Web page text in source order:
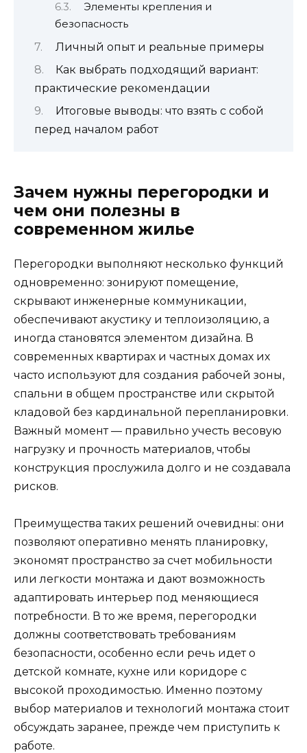
Элементы крепления и
безопасность
Личный опыт и реальные примеры
Как выбрать подходящий вариант:
практические рекомендации
Итоговые выводы: что взять с собой
перед началом работ
Зачем нужны перегородки и
чем они полезны в
современном жилье
Перегородки выполняют несколько функций
одновременно: зонируют помещение,
скрывают инженерные коммуникации,
обеспечивают акустику и теплоизоляцию, а
иногда становятся элементом дизайна. В
современных квартирах и частных домах их
часто используют для создания рабочей зоны,
спальни в общем пространстве или скрытой
кладовой без кардинальной перепланировки.
Важный момент — правильно учесть весовую
нагрузку и прочность материалов, чтобы
конструкция прослужила долго и не создавала
рисков.
Преимущества таких решений очевидны: они
позволяют оперативно менять планировку,
экономят пространство за счет мобильности
или легкости монтажа и дают возможность
адаптировать интерьер под меняющиеся
потребности. В то же время, перегородки
должны соответствовать требованиям
безопасности, особенно если речь идет о
детской комнате, кухне или коридоре с
высокой проходимостью. Именно поэтому
выбор материалов и технологий монтажа стоит
обсуждать заранее, прежде чем приступить к
работе.